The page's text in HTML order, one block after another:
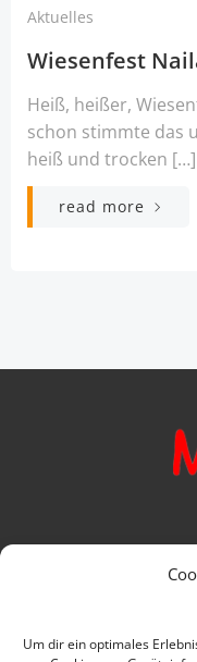
Um dir ein optimales
Aktuelles
Wiesenfest
Heiß, heißer,
schon stimmte das
heiß und trocken […]
read more